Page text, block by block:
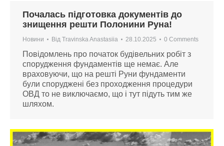
Почалась підготовка документів до
знищення решти Полонини Руна!
Новини Від Travinska Anastasiia 28.10.2025 0 Comments
Повідомлень про початок будівельних робіт з
спорудження фундаментів ще немає. Але
враховуючи, що на решті Руни фундаменти
були споруджені без проходження процедури
ОВД то не виключаємо, що і тут підуть тим же
шляхом.